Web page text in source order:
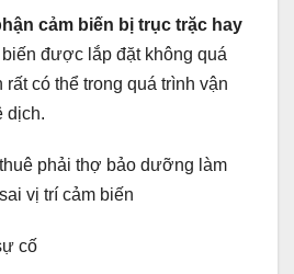
cảm biến bị trục trặc hay
được lắp đặt không quá
có thể trong quá trình vận
dịch.
phải thợ bảo dưỡng làm
vị trí cảm biến
cố